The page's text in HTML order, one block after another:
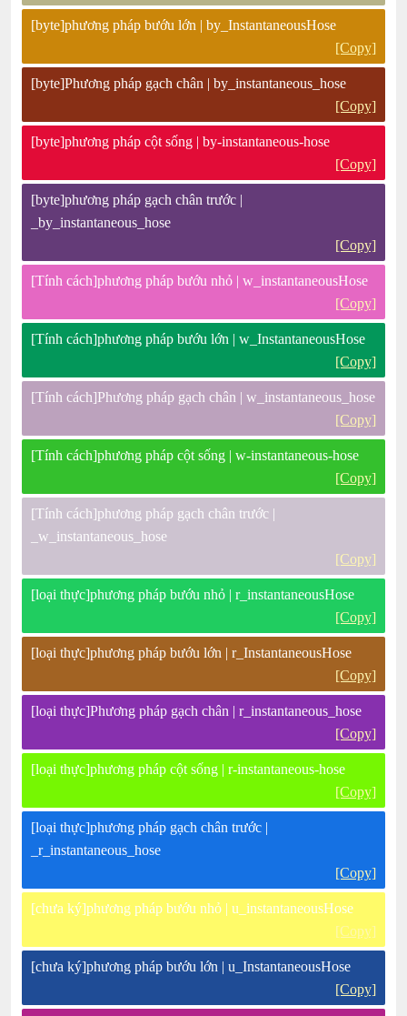
[byte]phương pháp bướu lớn | by_InstantaneousHose
[Copy]
[byte]Phương pháp gạch chân | by_instantaneous_hose
[Copy]
[byte]phương pháp cột sống | by-instantaneous-hose
[Copy]
[byte]phương pháp gạch chân trước |
_by_instantaneous_hose
[Copy]
[Tính cách]phương pháp bướu nhỏ | w_instantaneousHose
[Copy]
[Tính cách]phương pháp bướu lớn | w_InstantaneousHose
[Copy]
[Tính cách]Phương pháp gạch chân | w_instantaneous_hose
[Copy]
[Tính cách]phương pháp cột sống | w-instantaneous-hose
[Copy]
[Tính cách]phương pháp gạch chân trước |
_w_instantaneous_hose
[Copy]
[loại thực]phương pháp bướu nhỏ | r_instantaneousHose
[Copy]
[loại thực]phương pháp bướu lớn | r_InstantaneousHose
[Copy]
[loại thực]Phương pháp gạch chân | r_instantaneous_hose
[Copy]
[loại thực]phương pháp cột sống | r-instantaneous-hose
[Copy]
[loại thực]phương pháp gạch chân trước |
_r_instantaneous_hose
[Copy]
[chưa ký]phương pháp bướu nhỏ | u_instantaneousHose
[Copy]
[chưa ký]phương pháp bướu lớn | u_InstantaneousHose
[Copy]